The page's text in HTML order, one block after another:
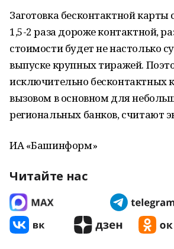
Заготовка бесконтактной карты
1,5-2 раза дороже контактной,
стоимости будет не настолько
выпуске крупных тиражей.
исключительно бесконтактных
вызовом в основном для
региональных банков, считают
ИА «Башинформ»
Читайте нас